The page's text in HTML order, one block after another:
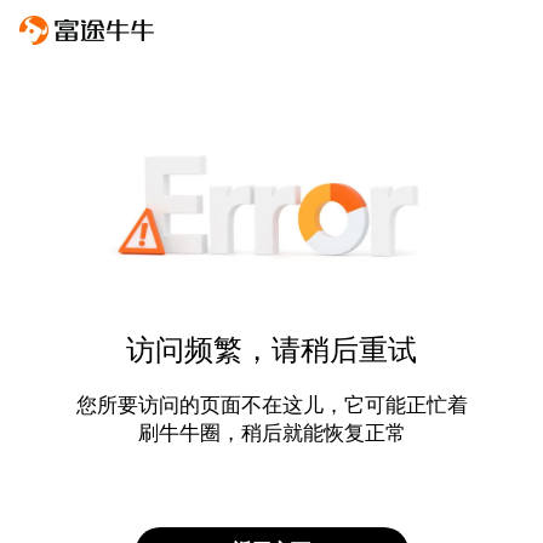
访问频繁，请稍后重试
您所要访问的页面不在这儿，它可能正忙着
刷牛牛圈，稍后就能恢复正常